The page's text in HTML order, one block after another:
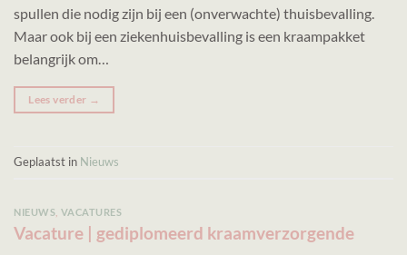
spullen die nodig zijn bij een (onverwachte) thuisbevalling.
Maar ook bij een ziekenhuisbevalling is een kraampakket
belangrijk om…
Lees verder →
Geplaatst in Nieuws
NIEUWS VACATURES
Vacature | gediplomeerd kraamverzorgende